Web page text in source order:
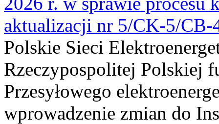
aktualizacji nr 5/CK-5/CB-
Polskie Sieci
Rzeczypospolitej Polskiej
Przesyłowego
wprowadzenie zmian do